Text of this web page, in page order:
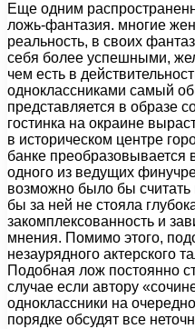
Еще одним
ложь-фантазия. многие
реальность, в своих
себя более успешными,
чем есть в
одноклассниками самый
представляется в образе
гостинка на окраине
в историческом центре
банке преобразовывается
одного из ведущих
возможно было бы
бы за ней не стояла
закомплексованность и
мнения. Помимо этого,
незаурядного актерского
Подобная лож постоянно
случае если автору
одноклассники на
порядке обсудят все